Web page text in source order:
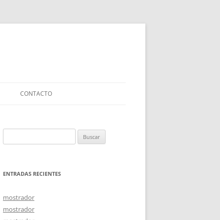
CONTACTO
ENTRADAS RECIENTES
mostrador
mostrador